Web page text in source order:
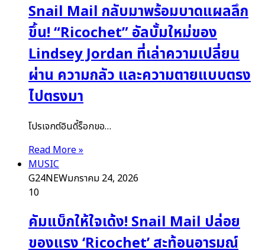
Snail Mail กลับมาพร้อมบาดแผลลึก
ขึ้น! “Ricochet” อัลบั้มใหม่ของ
Lindsey Jordan ที่เล่าความเปลี่ยน
ผ่าน ความกลัว และความตายแบบตรง
ไปตรงมา
โปรเจกต์อินดี้ร็อกขอ…
Read More »
MUSIC
G24NEWมกราคม 24, 2026
10
คัมแบ็กให้ใจเด้ง! Snail Mail ปล่อย
ของแรง ‘Ricochet’ สะท้อนอารมณ์